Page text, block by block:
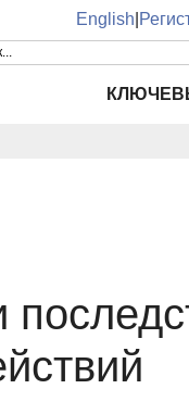
English